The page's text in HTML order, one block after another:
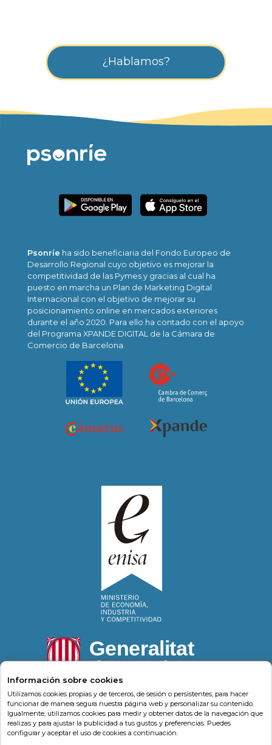
¿Hablamos?
Psonríe ha sido beneficiaria del Fondo Europeo de
Desarrollo Regional cuyo objetivo es mejorar la
competitividad de las Pymes y gracias al cual ha
puesto en marcha un Plan de Marketing Digital
Internacional con el objetivo de mejorar su
posicionamiento online en mercados exteriores
durante el año 2020. Para ello ha contado con el apoyo
del Programa XPANDE DIGITAL de la Cámara de
Comercio de Barcelona.
Psonríe Carrer de la Llacuna 162 08018, Barcelona
(Barcelona)-Psonrie.com
Información sobre cookies
Utilizamos cookies propias y de terceros, de sesión o persistentes, para hacer
funcionar de manera segura nuestra página web y personalizar su contenido.
Igualmente, utilizamos cookies para medir y obtener datos de la navegación que
realizas y para ajustar la publicidad a tus gustos y preferencias. Puedes
configurar y aceptar el uso de cookies a continuación.